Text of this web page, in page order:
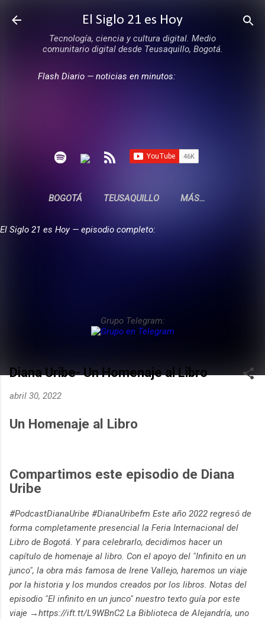
Ir al contenido principal
El Siglo 21 es Hoy
Tecnología, ciencia y cultura digital. Medio
comunitario digital desde Teusaquillo, Bogotá.
Flash Diario — noticias en minutos:
BOGOTÁ TEUSAQUILLO MÁS…
El Siglo 21 es Hoy — episodio completo:
Grupo Telegram:
Diana Uribe- Un Homenaje al Libro
abril 30, 2022
Un Homenaje al Libro
Compartimos este episodio de Diana
Uribe
#PodcastDianaUribe #DianaUribefm Este año 2022 regresó de
forma completamente presencial la Feria Internacional del
Libro de Bogotá. Y para celebrarlo, decidimos hacer un
capítulo de homenaje al libro. Con el apoyo del "Infinito en un
junco", la obra más famosa de Irene Vallejo, haremos un viaje
por la historia y los mundos creados por los libros. Notas del
episodio "El infinito en un junco" nuestro texto guía por este
viaje →https://ift.tt/L9WBnC2 La Biblioteca de Alejandría, uno